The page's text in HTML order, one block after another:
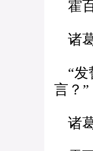
霍
诸
“发
言？”
诸